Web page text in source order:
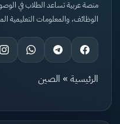
منصة عربية تساعد الطلاب في
الوظائف، والمعلومات
الرئيسية » الصين